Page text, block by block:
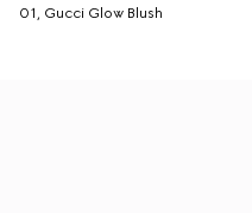
01, Gucci Glow Blush